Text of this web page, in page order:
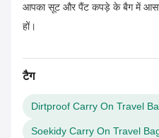
आपका सूट और पैंट कपड़े के बैग में
हों।
टैग
Dirtproof Carry On Travel
Soekidy Carry On Travel